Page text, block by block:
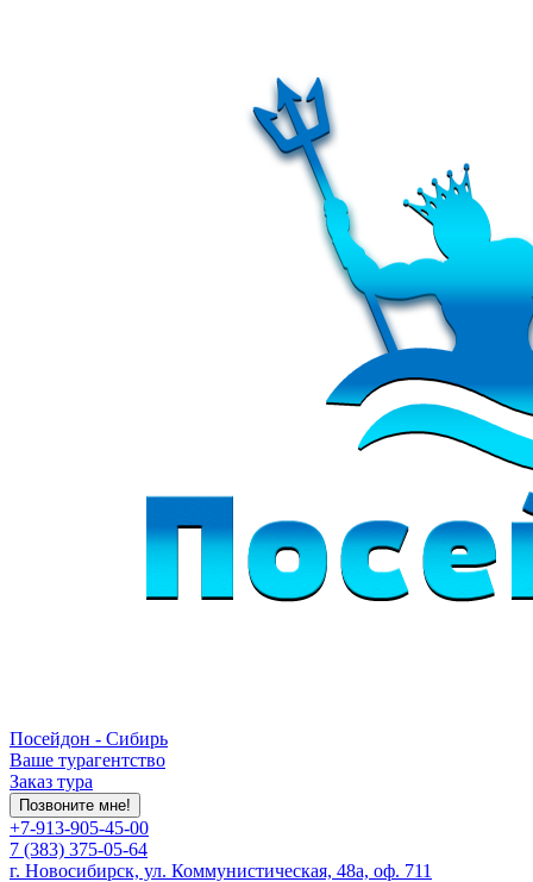
Посейдон - Сибирь
Ваше турагентство
Заказ тура
Позвоните мне!
+7-913-905-45-00
7 (383) 375-05-64
г. Новосибирск, ул. Коммунистическая, 48а, оф. 711